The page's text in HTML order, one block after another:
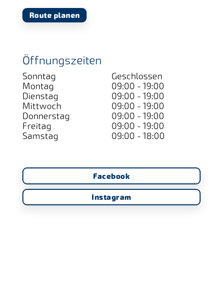
Route planen
Öffnungszeiten
Sonntag
Geschlossen
Montag
09:00 - 19:00
Dienstag
09:00 - 19:00
Mittwoch
09:00 - 19:00
Donnerstag
09:00 - 19:00
Freitag
09:00 - 19:00
Samstag
09:00 - 18:00
Facebook
Instagram